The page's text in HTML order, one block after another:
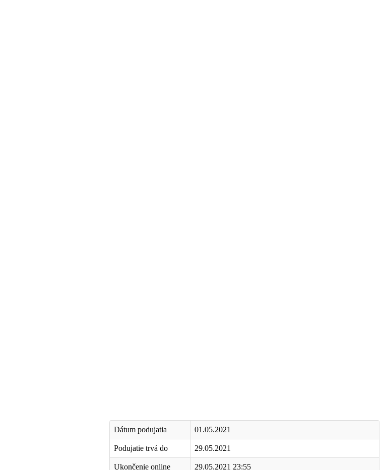
Dátum podujatia 01.05.2021
Podujatie trvá do 29.05.2021
Ukončenie online 29.05.2021 23:55